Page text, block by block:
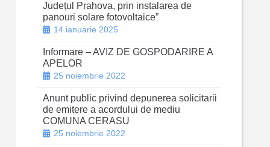
Județul Prahova, prin instalarea de
panouri solare fotovoltaice”
14 ianuarie 2025
Informare – AVIZ DE GOSPODARIRE A
APELOR
25 noiembrie 2022
Anunt public privind depunerea solicitarii
de emitere a acordului de mediu
COMUNA CERASU
25 noiembrie 2022